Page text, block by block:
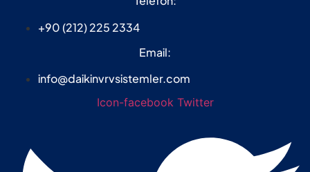
+90 (212) 225 2334
Email:
info@daikinvrvsistemler.com
Icon-facebook Twitter